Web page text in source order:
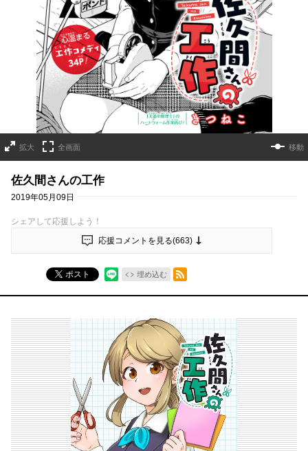
拡大 全画面 移動
佐久間さんの工作
2019年05月09日
シェアして応援しよう！
応援コメントを見る(663)
ポスト 埋め込む
RSSフィード